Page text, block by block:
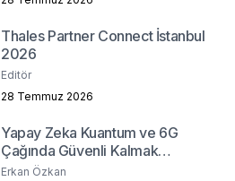
Thales Partner Connect İstanbul
2026
Editör
28 Temmuz 2026
Yapay Zeka Kuantum ve 6G
Çağında Güvenli Kalmak
Mümkün mü?
Erkan Özkan